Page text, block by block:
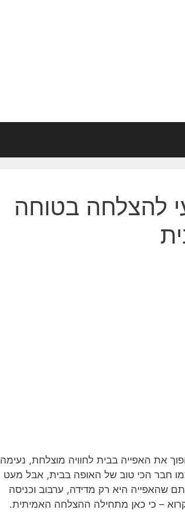
להצלחה בטוחה
את האפייה בבית לחוויה מוצלחת, נעימה
חבר הכי טוב של האופה בבית, אבל מעט
שהאפייה היא רק מדידה, ערבוב וכניסה
– כי כאן מתחילה ההצלחה האמיתית.